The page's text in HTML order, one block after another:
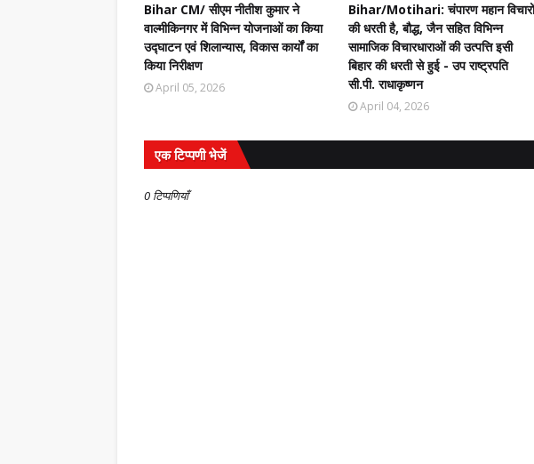
Bihar CM/ सीएम नीतीश कुमार ने
वाल्मीकिनगर में विभिन्न योजनाओं का किया
उद्घाटन एवं शिलान्यास, विकास कार्यों का
किया निरीक्षण
April 05, 2026
Bihar/Motihari: चंपारण महान विचारों
की धरती है, बौद्ध, जैन सहित विभिन्न
सामाजिक विचारधाराओं की उत्पत्ति इसी
बिहार की धरती से हुई - उप राष्ट्रपति
सी.पी. राधाकृष्णन
April 04, 2026
एक टिप्पणी भेजें
0 टिप्पणियाँ